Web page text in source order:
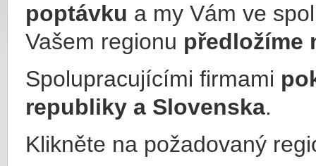
poptávku a my Vám ve
Vašem regionu předložíme
Spolupracujícími firmami
republiky a Slovenska.
Klikněte na požadovaný